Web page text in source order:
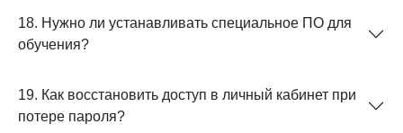
18. Нужно ли устанавливать специальное ПО для
обучения?
19. Как восстановить доступ в личный кабинет при
потере пароля?